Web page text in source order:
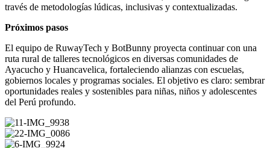
través de metodologías lúdicas, inclusivas y contextualizadas.
Próximos pasos
El equipo de RuwayTech y BotBunny proyecta continuar con una
ruta rural de talleres tecnológicos en diversas comunidades de
Ayacucho y Huancavelica, fortaleciendo alianzas con escuelas,
gobiernos locales y programas sociales. El objetivo es claro: sembrar
oportunidades reales y sostenibles para niñas, niños y adolescentes
del Perú profundo.